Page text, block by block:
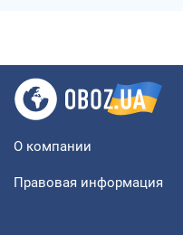
О компании
Правовая информация